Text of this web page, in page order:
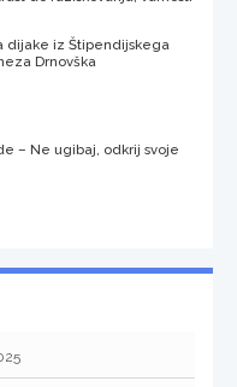
dijake iz Štipendijskega
Drnovška
– Ne ugibaj, odkrij svoje